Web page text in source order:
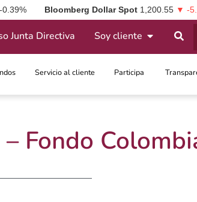
-0.39% Bloomberg Dollar Spot 1,200.55 ▼ -
Junta Directiva Soy cliente
Servicio al cliente Participa ​
Fondo